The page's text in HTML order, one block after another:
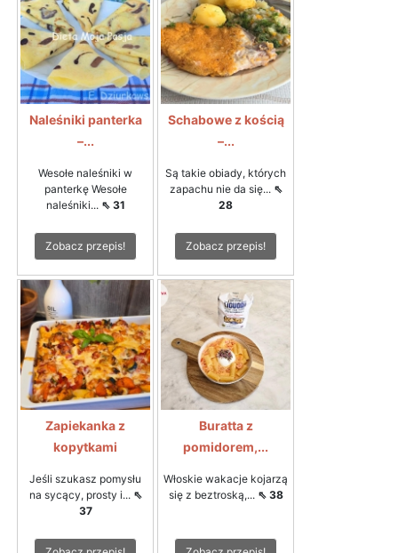
Naleśniki panterka
–...
Wesołe naleśniki w
panterkę Wesołe
naleśniki... ⇖ 31
Zobacz przepis!
Schabowe z kością
–...
Są takie obiady, których
zapachu nie da się... ⇖
28
Zobacz przepis!
Zapiekanka z
kopytkami
Jeśli szukasz pomysłu
na sycący, prosty i... ⇖
37
Buratta z
pomidorem,...
Włoskie wakacje kojarzą
się z beztroską,... ⇖ 38